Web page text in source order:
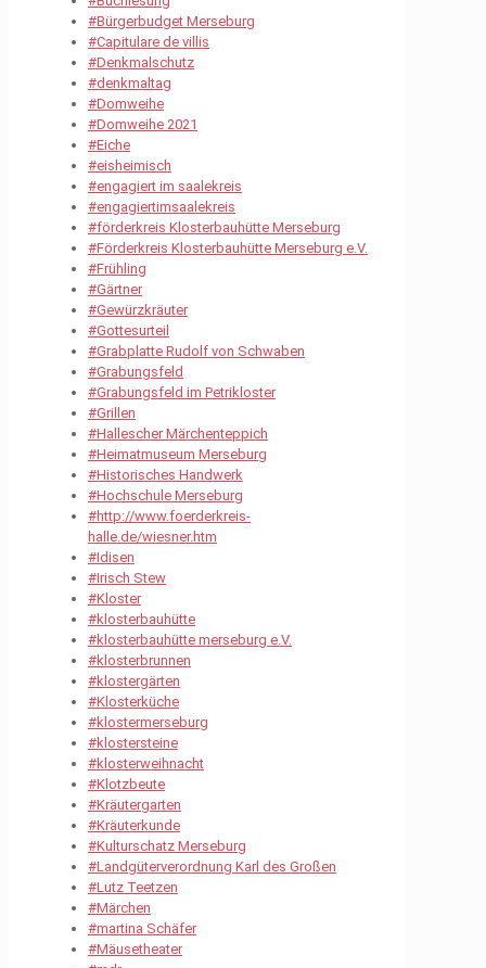
#Bürgerbudget Merseburg
#Capitulare de villis
#Denkmalschutz
#denkmaltag
#Domweihe
#Domweihe 2021
#Eiche
#eisheimisch
#engagiert im saalekreis
#engagiertimsaalekreis
#förderkreis Klosterbauhütte Merseburg
#Förderkreis Klosterbauhütte Merseburg e.V.
#Frühling
#Gärtner
#Gewürzkräuter
#Gottesurteil
#Grabplatte Rudolf von Schwaben
#Grabungsfeld
#Grabungsfeld im Petrikloster
#Grillen
#Hallescher Märchenteppich
#Heimatmuseum Merseburg
#Historisches Handwerk
#Hochschule Merseburg
#http://www.foerderkreis-
halle.de/wiesner.htm
#Idisen
#Irisch Stew
#Kloster
#klosterbauhütte
#klosterbauhütte merseburg e.V.
#klosterbrunnen
#klostergärten
#Klosterküche
#klostermerseburg
#klostersteine
#klosterweihnacht
#Klotzbeute
#Kräutergarten
#Kräuterkunde
#Kulturschatz Merseburg
#Landgüterverordnung Karl des Großen
#Lutz Teetzen
#Märchen
#martina Schäfer
#Mäusetheater